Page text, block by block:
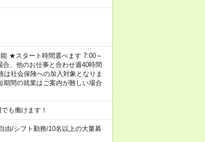
★スタート時間選べます 7:00～
、他のお仕事と合わせ週40時間
社会保険への加入対象となりま
間の就業はご案内が難しい場合
も働けます！
由/シフト勤務/10名以上の大量募